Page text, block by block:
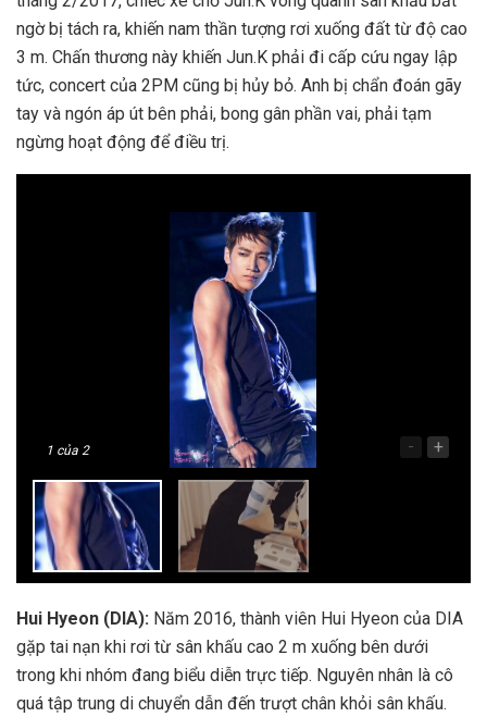
ngờ bị tách ra, khiến nam thần tượng rơi xuống đất từ độ cao
3 m. Chấn thương này khiến Jun.K phải đi cấp cứu ngay lập
tức, concert của 2PM cũng bị hủy bỏ. Anh bị chẩn đoán gãy
tay và ngón áp út bên phải, bong gân phần vai, phải tạm
ngừng hoạt động để điều trị.
1 của 2 - +
Hui Hyeon (DIA): Năm 2016, thành viên Hui Hyeon của DIA
gặp tai nạn khi rơi từ sân khấu cao 2 m xuống bên dưới
trong khi nhóm đang biểu diễn trực tiếp. Nguyên nhân là cô
quá tập trung di chuyển dẫn đến trượt chân khỏi sân khấu.